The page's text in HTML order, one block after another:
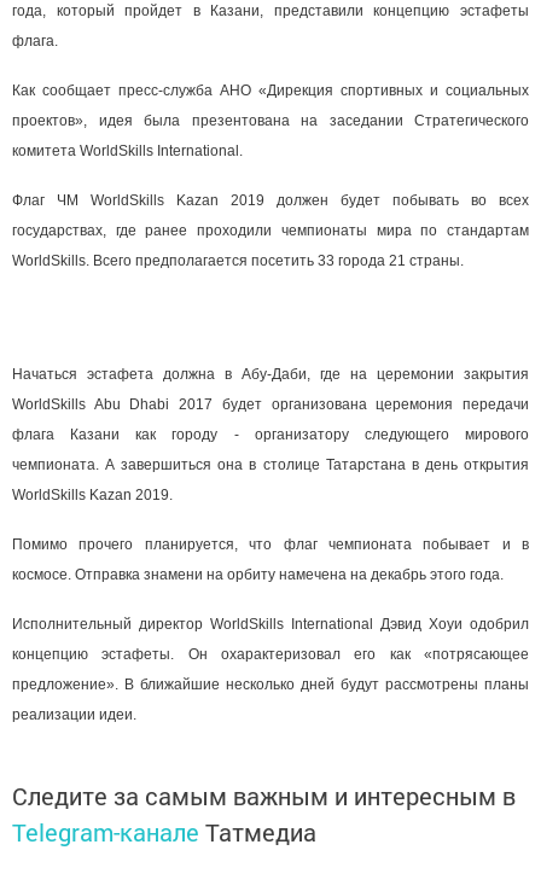
года, который пройдет в Казани, представили концепцию эстафеты
флага.
Как сообщает пресс-служба АНО «Дирекция спортивных и социальных
проектов», идея была презентована на заседании Стратегического
комитета WorldSkills International.
Флаг ЧМ WorldSkills Kazan 2019 должен будет побывать во всех
государствах, где ранее проходили чемпионаты мира по стандартам
WorldSkills. Всего предполагается посетить 33 города 21 страны.
Начаться эстафета должна в Абу-Даби, где на церемонии закрытия
WorldSkills Abu Dhabi 2017 будет организована церемония передачи
флага Казани как городу - организатору следующего мирового
чемпионата. А завершиться она в столице Татарстана в день открытия
WorldSkills Kazan 2019.
Помимо прочего планируется, что флаг чемпионата побывает и в
космосе. Отправка знамени на орбиту намечена на декабрь этого года.
Исполнительный директор WorldSkills International Дэвид Хоуи одобрил
концепцию эстафеты. Он охарактеризовал его как «потрясающее
предложение». В ближайшие несколько дней будут рассмотрены планы
реализации идеи.
Следите за самым важным и интересным в
Telegram-канале Татмедиа